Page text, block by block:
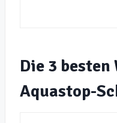
Die 3
Aquastop-